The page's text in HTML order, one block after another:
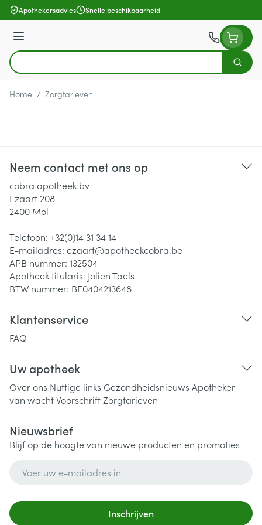
Ga naar de inhoud
Apothekersadvies Snelle beschikbaarheid
Menu
Product, merk, categorie...
Zoek
Home / Zorgtarieven
Neem contact met ons op
cobra apotheek bv
Ezaart 208
2400 Mol
Telefoon: +32(0)14 31 34 14
E-mailadres: ezaart@apotheekcobra.be
APB nummer: 132504
Apotheek titularis: Jolien Taels
BTW nummer: BE0404213648
Klantenservice
FAQ
Uw apotheek
Over ons Nuttige links Gezondheidsnieuws Apotheker
van wachtVoorschriftZorgtarieven
Nieuwsbrief
Blijf op de hoogte van nieuwe producten en promoties
Inschrijven